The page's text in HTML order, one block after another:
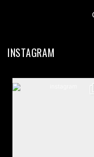
INSTAGRAM